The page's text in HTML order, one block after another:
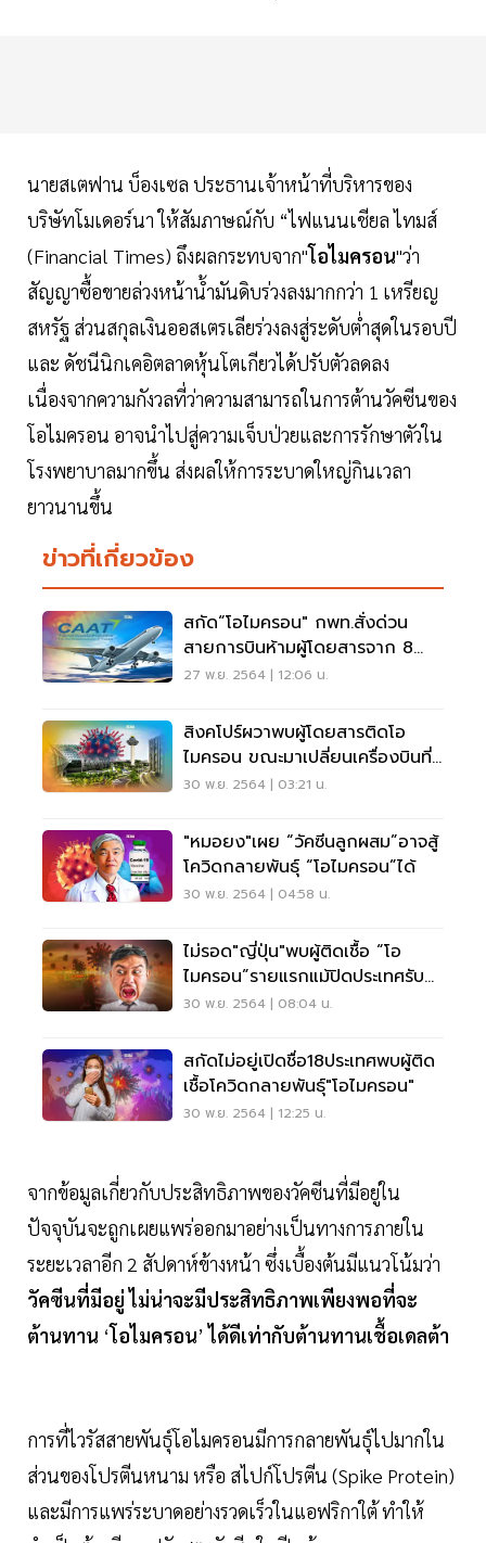
นายสเตฟาน บ็องเซล ประธานเจ้าหน้าที่บริหารของ
บริษัทโมเดอร์นา ให้สัมภาษณ์กับ “ไฟแนนเชียล ไทมส์
(Financial Times) ถึงผลกระทบจาก"โอไมครอน"ว่า
สัญญาซื้อขายล่วงหน้าน้ำมันดิบร่วงลงมากกว่า 1 เหรียญ
สหรัฐ ส่วนสกุลเงินออสเตรเลียร่วงลงสู่ระดับต่ำสุดในรอบปี
และ ดัชนีนิกเคอิตลาดหุ้นโตเกียวได้ปรับตัวลดลง
เนื่องจากความกังวลที่ว่าความสามารถในการต้านวัคซีนของ
โอไมครอน อาจนำไปสู่ความเจ็บป่วยและการรักษาตัวใน
โรงพยาบาลมากขึ้น ส่งผลให้การระบาดใหญ่กินเวลา
ยาวนานขึ้น
ข่าวที่เกี่ยวข้อง
สกัด“โอไมครอน" กพท.สั่งด่วน
สายการบินห้ามผู้โดยสารจาก 8
ประเทศเข้าไทย
27 พ.ย. 2564 | 12:06 น.
สิงคโปร์ผวาพบผู้โดยสารติดโอ
ไมครอน ขณะมาเปลี่ยนเครื่องบินที่
สนามบินชางงี
30 พ.ย. 2564 | 03:21 น.
"หมอยง"เผย “วัคซีนลูกผสม”อาจสู้
โควิดกลายพันธุ์ “โอไมครอน”ได้
30 พ.ย. 2564 | 04:58 น.
ไม่รอด"ญี่ปุ่น"พบผู้ติดเชื้อ “โอ
ไมครอน”รายแรกแม้ปิดประเทศรับ
ต่างชาติ
30 พ.ย. 2564 | 08:04 น.
สกัดไม่อยู่เปิดชื่อ18ประเทศพบผู้ติด
เชื้อโควิดกลายพันธุ์"โอไมครอน"
30 พ.ย. 2564 | 12:25 น.
จากข้อมูลเกี่ยวกับประสิทธิภาพของวัคซีนที่มีอยู่ใน
ปัจจุบันจะถูกเผยแพร่ออกมาอย่างเป็นทางการภายใน
ระยะเวลาอีก 2 สัปดาห์ข้างหน้า ซึ่งเบื้องต้นมีแนวโน้มว่า
วัคซีนที่มีอยู่ ไม่น่าจะมีประสิทธิภาพเพียงพอที่จะ
ต้านทาน ‘โอไมครอน’ได้ดีเท่ากับต้านทานเชื้อเดลต้า
การที่ไวรัสสายพันธุ์โอไมครอนมีการกลายพันธุ์ไปมากใน
ส่วนของโปรตีนหนาม หรือ สไปก์โปรตีน (Spike Protein)
และมีการแพร่ระบาดอย่างรวดเร็วในแอฟริกาใต้ ทำให้